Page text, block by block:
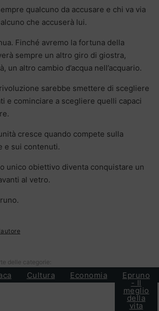
qualcuno da accusare e chi va via
che accuserà lui.
Finché avremo la fortuna della
sempre un altro giro di giostra,
un altro cambio d’acqua nell’acquario.
sarebbe smettere di scegliere
e cominciare a scegliere quelli capaci
cresce quando compete sulla
e sui contenuti.
unico obiettivo diventa conquistare un
al vetro.
delle categorie:
Cultura Economia Epruno
- Il
meglio
della
vita